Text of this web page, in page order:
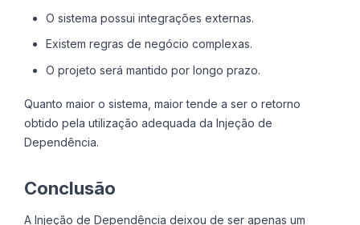
O sistema possui integrações externas.
Existem regras de negócio complexas.
O projeto será mantido por longo prazo.
Quanto maior o sistema, maior tende a ser o retorno
obtido pela utilização adequada da Injeção de
Dependência.
Conclusão
A Injeção de Dependência deixou de ser apenas um